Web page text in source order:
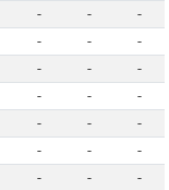
- -
-
- -
-
- -
-
- -
-
- -
-
- -
-
- -
-